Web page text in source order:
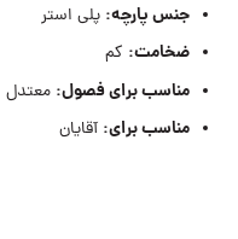
جنس پارچه: پلی استر
ضخامت: کم
مناسب برای فصول: معتدل
مناسب برای: آقایان